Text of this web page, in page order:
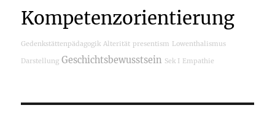
Kompetenzorientierung
Gedenkstättenpädagogik Alterität presentism Lowenthalismus
Darstellung Geschichtsbewusstsein Sek I Empathie